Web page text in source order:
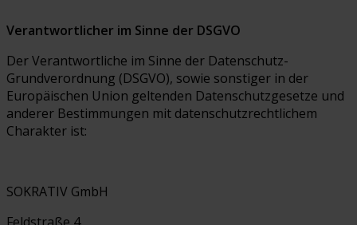
Verantwortlicher im Sinne der DSGVO
Der Verantwortliche im Sinne der Datenschutz-
Grundverordnung (DSGVO), sowie sonstiger in der
Europäischen Union geltenden Datenschutzgesetze und
anderer Bestimmungen mit datenschutzrechtlichem
Charakter ist:
SOKRATIV GmbH